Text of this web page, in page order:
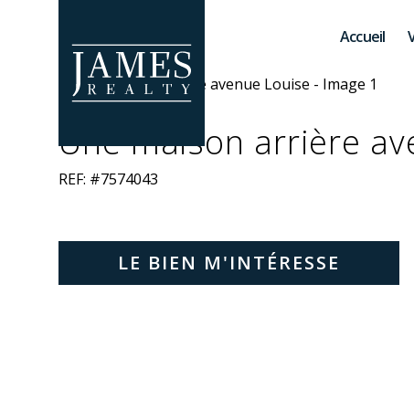
Accueil
Une maison arrière
REF: #7574043
LE BIEN M'INTÉRESSE